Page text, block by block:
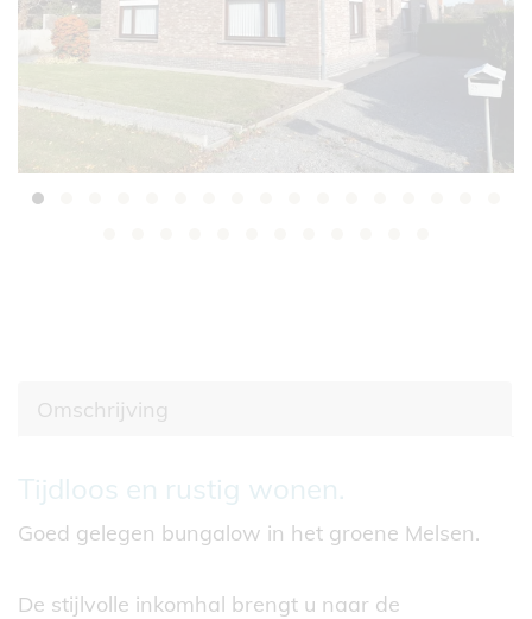
Omschrijving
Omschrijving
Tijdloos en rustig wonen.
Goed gelegen bungalow in het groene Melsen.
De stijlvolle inkomhal brengt u naar de